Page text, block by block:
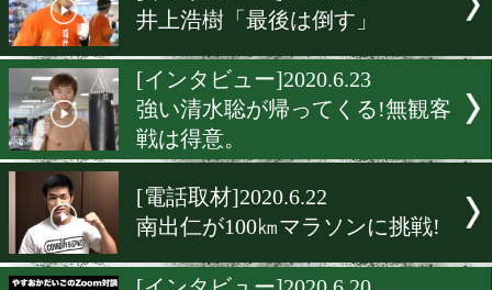
▶ 新着 KO KiNG ダイエット 女子情報
[インタビュー]2020.6.29
井上浩樹「最後は倒す」
[インタビュー]2020.6.23
強い清水聡が帰ってくる!
戦は得意。